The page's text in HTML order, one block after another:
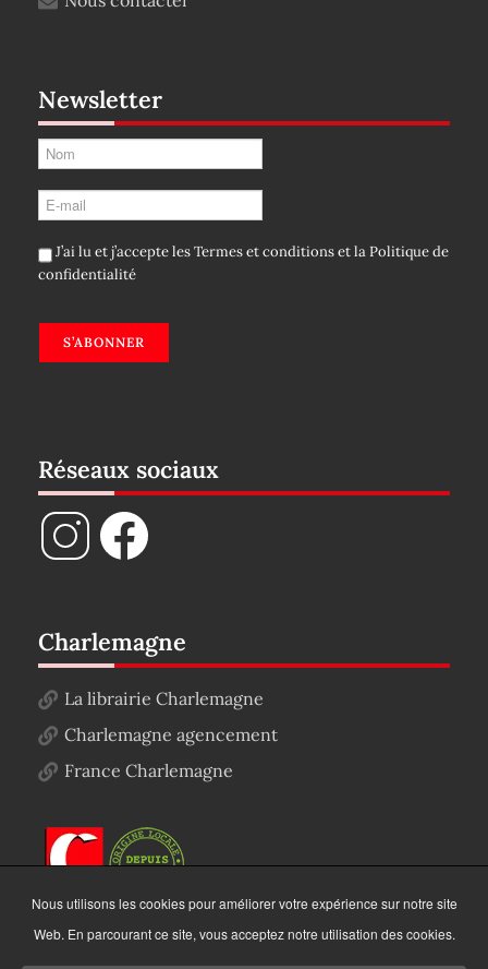
Newsletter
J’ai lu et j’accepte lesTermes et conditionset laPolitique de
confidentialité
S’ABONNER
Réseaux sociaux
Charlemagne
La librairie Charlemagne
Charlemagne agencement
France Charlemagne
Nous utilisons les cookies pour améliorer votre expérience sur notre site
Web. En parcourant ce site, vous acceptez notre utilisation des cookies.